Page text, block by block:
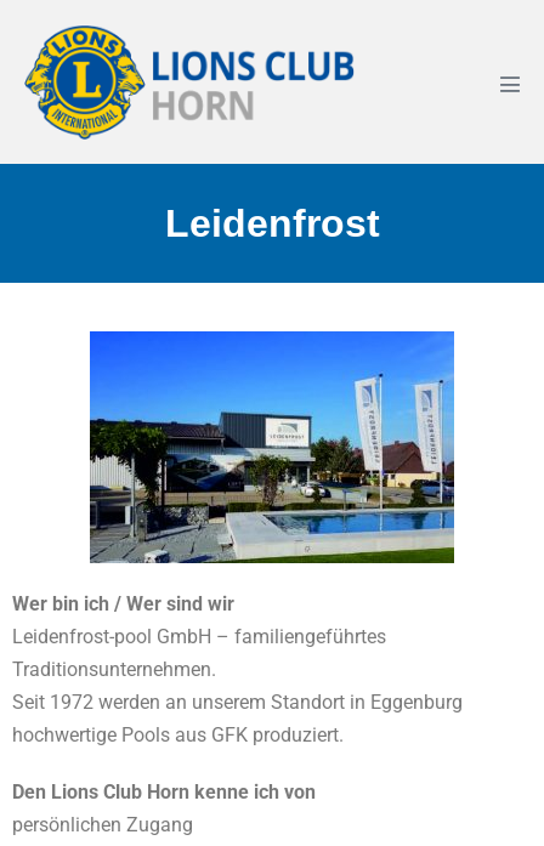
Leidenfrost
Wer bin ich / Wer sind wir
Leidenfrost-pool GmbH – familiengeführtes
Traditionsunternehmen.
Seit 1972 werden an unserem Standort in Eggenburg
hochwertige Pools aus GFK produziert.
Den Lions Club Horn kenne ich von
persönlichen Zugang